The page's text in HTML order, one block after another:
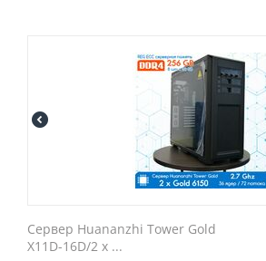
Cервер Huananzhi Tower Gold
X11D-16D/2 x ...